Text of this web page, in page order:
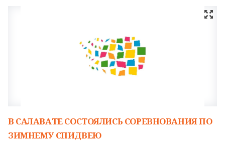
В САЛАВАТЕ СОСТОЯЛИСЬ СОРЕВНОВАНИЯ ПО
ЗИМНЕМУ СПИДВЕЮ